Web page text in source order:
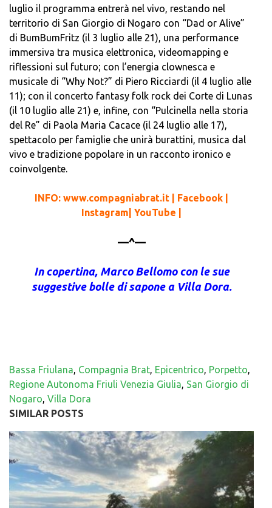
luglio il programma entrerà nel vivo, restando nel
territorio di San Giorgio di Nogaro con “Dad or Alive”
di BumBumFritz (il 3 luglio alle 21), una performance
immersiva tra musica elettronica, videomapping e
riflessioni sul futuro; con l’energia clownesca e
musicale di “Why Not?” di Piero Ricciardi (il 4 luglio alle
11); con il concerto fantasy folk rock dei Corte di Lunas
(il 10 luglio alle 21) e, infine, con “Pulcinella nella storia
del Re” di Paola Maria Cacace (il 24 luglio alle 17),
spettacolo per famiglie che unirà burattini, musica dal
vivo e tradizione popolare in un racconto ironico e
coinvolgente.
INFO: www.compagniabrat.it | Facebook |
Instagram| YouTube |
—^—
In copertina, Marco Bellomo con le sue
suggestive bolle di sapone a Villa Dora.
Bassa Friulana, Compagnia Brat, Epicentrico, Porpetto,
Regione Autonoma Friuli Venezia Giulia, San Giorgio di
Nogaro, Villa Dora
SIMILAR POSTS